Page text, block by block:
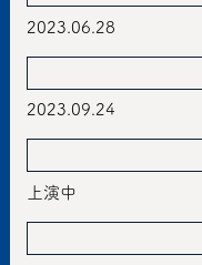
2023.06.28
2023.09.24
上演中